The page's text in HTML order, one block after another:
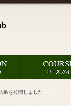
果を公開しました